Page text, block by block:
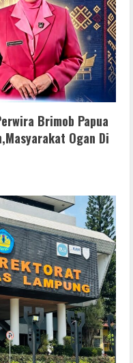
Brimob Papua
Ogan Di
Shadows Digital
Rune Release
Eks Perwira
Jabat Kapolres Way